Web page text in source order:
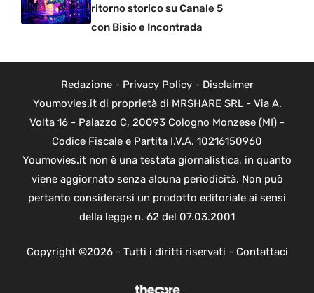
ritorno storico su Canale 5
con Bisio e Incontrada
Redazione- Privacy Policy- Disclaimer
Youmovies.it di proprietà di MRSHARE SRL - Via A.
Volta 16 - Palazzo C, 20093 Cologno Monzese (MI) -
Codice Fiscale e Partita I.V.A. 10216150960
Youmovies.it non è una testata giornalistica, in quanto
viene aggiornato senza alcuna periodicità. Non può
pertanto considerarsi un prodotto editoriale ai sensi
della legge n. 62 del 07.03.2001
Copyright ©2026 - Tutti i diritti riservati - Contattaci